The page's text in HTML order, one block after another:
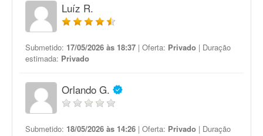
Luíz R.
Submetido: 17/05/2026 às 18:37 | Oferta: Privado | Duração
estimada: Privado
Orlando G.
Submetido: 18/05/2026 às 14:26 | Oferta: Privado | Duração